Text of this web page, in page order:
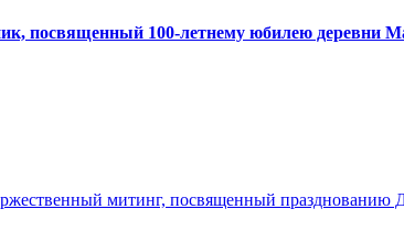
посвященный 100-летнему юбилею деревни